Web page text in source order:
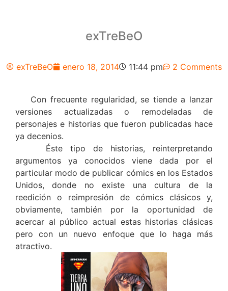
exTreBeO
exTreBeO enero 18, 2014 11:44 pm 2 Comments
Con frecuente regularidad, se tiende a lanzar
versiones actualizadas o remodeladas de
personajes e historias que fueron publicadas hace
ya decenios.
Éste tipo de historias, reinterpretando
argumentos ya conocidos viene dada por el
particular modo de publicar cómics en los Estados
Unidos, donde no existe una cultura de la
reedición o reimpresión de cómics clásicos y,
obviamente, también por la oportunidad de
acercar al público actual estas historias clásicas
pero con un nuevo enfoque que lo haga más
atractivo.